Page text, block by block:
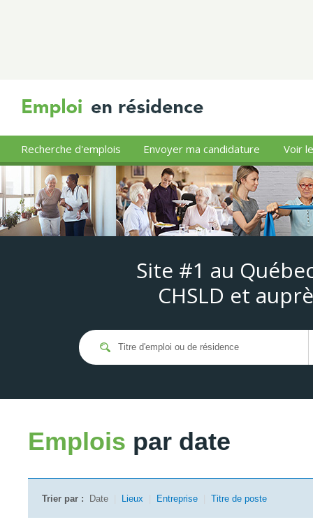
Recherche d'emplois Envoyer ma candidature Voir
Site #1 au
CHSLD et
Emplois par date
Trier par : Date Lieux Entreprise Titre de poste